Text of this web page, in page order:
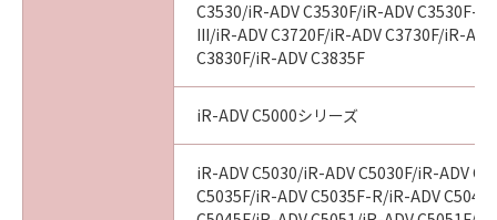
C3530/iR-ADV C3530F/iR-ADV C3530F-
III/iR-ADV C3720F/iR-ADV C3730F/iR-
C3830F/iR-ADV C3835F
iR-ADV C5000シリーズ
iR-ADV C5030/iR-ADV C5030F/iR-ADV
C5035F/iR-ADV C5035F-R/iR-ADV